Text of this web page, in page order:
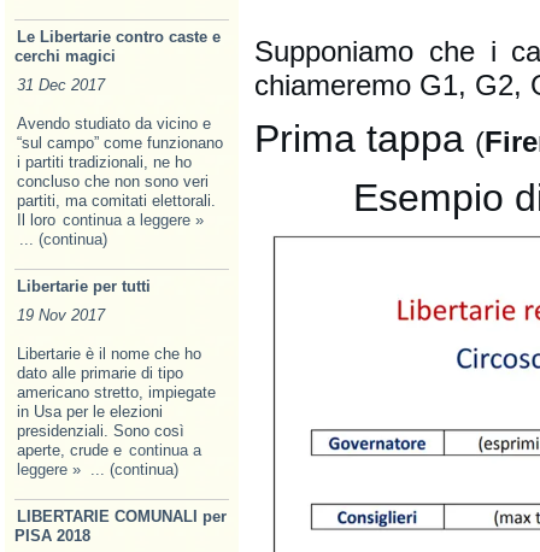
Le Libertarie contro caste e
cerchi magici
31 Dec 2017
Avendo studiato da vicino e
“sul campo” come funzionano
i partiti tradizionali, ne ho
concluso che non sono veri
partiti, ma comitati elettorali.
Il loro continua a leggere »
... (continua)
Libertarie per tutti
19 Nov 2017
Libertarie è il nome che ho
dato alle primarie di tipo
americano stretto, impiegate
in Usa per le elezioni
presidenziali. Sono così
aperte, crude e continua a
leggere » ... (continua)
LIBERTARIE COMUNALI per
PISA 2018
Supponiamo che i
chiameremo G1, G2,
Prima tappa (
Esempio